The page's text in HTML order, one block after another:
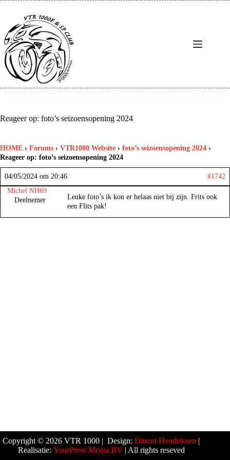
inhoud
Reageer op: foto’s seizoensopening 2024
HOME › Forums › VTR1000 Website › foto’s seizoensopening 2024 ›
Reageer op: foto’s seizoensopening 2024
04/05/2024 om 20:46
#1742
Michel NH69
Deelnemer
Leuke foto’s ik kon er helaas niet bij zijn. Frits ook
een Flits pak!
Copyright © 2026 VTR 1000 | Design:Dinant Hendriksen |
Realisatie: YourPress Media BV| All rights reseved